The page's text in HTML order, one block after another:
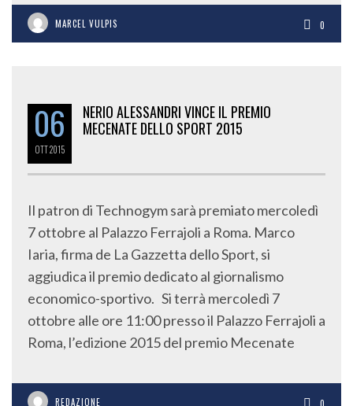
MARCEL VULPIS 0
06
OTT2015
NERIO ALESSANDRI VINCE IL PREMIO
MECENATE DELLO SPORT 2015
Il patron di Technogym sarà premiato mercoledì
7 ottobre al Palazzo Ferrajoli a Roma. Marco
Iaria, firma de La Gazzetta dello Sport, si
aggiudica il premio dedicato al giornalismo
economico-sportivo. Si terrà mercoledì 7
ottobre alle ore 11:00 presso il Palazzo Ferrajoli a
Roma, l’edizione 2015 del premio Mecenate
REDAZIONE